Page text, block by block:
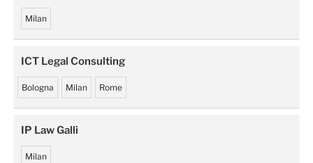
Milan
ICT Legal Consulting
Bologna Milan Rome
IP Law Galli
Milan